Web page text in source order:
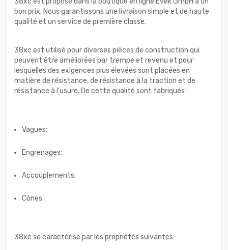
bon prix. Nous garantissons une livraison simple et de haute
qualité et un service de première classe.
38xc est utilisé pour diverses pièces de construction qui
peuvent être améliorées par trempe et revenu et pour
lesquelles des exigences plus élevées sont placées en
matière de résistance, de résistance à la traction et de
résistance à l'usure. De cette qualité sont fabriqués:
Vagues;
Engrenages;
Accouplements;
Cônes.
38xc se caractérise par les propriétés suivantes: